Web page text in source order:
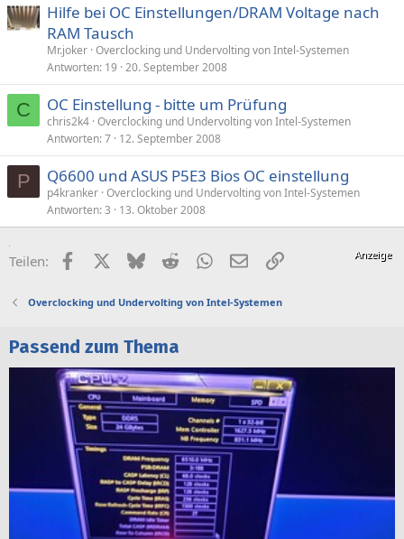
Hilfe bei OC Einstellungen/DRAM Voltage nach
RAM Tausch
Mr.joker Overclocking und Undervolting von Intel-Systemen
Antworten 19 20. September 2008
C OC Einstellung - bitte um Prüfung
chris2k4 Overclocking und Undervolting von Intel-Systemen
Antworten 7 12. September 2008
P Q6600 und ASUS P5E3 Bios OC einstellung
p4kranker Overclocking und Undervolting von Intel-Systemen
Antworten 3 13. Oktober 2008
Teilen: FacebookX (Twitter)
BlueskyRedditWhatsApp
E-MailLink
Overclocking und Undervolting von Intel-Systemen
Passend zum Thema